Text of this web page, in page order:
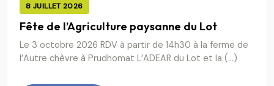
8 JUILLET 2026
Fête de l’Agriculture paysanne du Lot
Le 3 octobre 2026 RDV à partir de 14h30 à la ferme de
l’Autre chèvre à Prudhomat L’ADEAR du Lot et la (…)